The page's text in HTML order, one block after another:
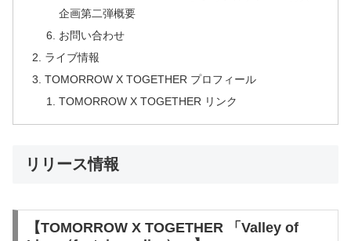
企画第二弾概要
お問い合わせ
ライブ情報
TOMORROW X TOGETHER プロフィール
TOMORROW X TOGETHER リンク
リリース情報
【TOMORROW X TOGETHER 「Valley of